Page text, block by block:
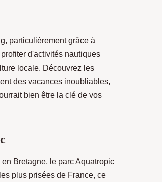
particulièrement grâce à
d'activités nautiques
locale. Découvrez les
des vacances inoubliables,
bien être la clé de vos
Bretagne, le parc Aquatropic
plus prisées de France, ce